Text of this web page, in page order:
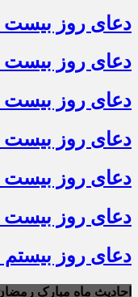
دعای روز بیست
دعای روز
دعای روز بیست
دعای روز بیست
دعای روز
دعای روز بیست
دعای روز
احادیث ماه مبارک